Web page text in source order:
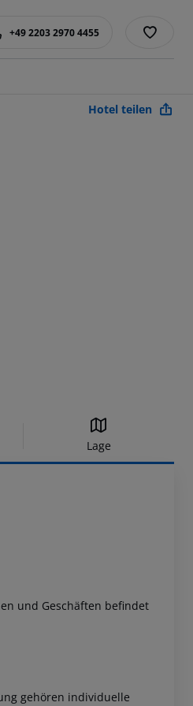
+49 2203 2970 4455
Hotel teilen
Lage
und Geschäften befindet
gehören individuelle